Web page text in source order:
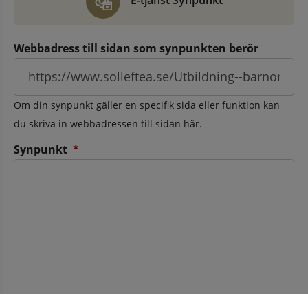
Webbadress till sidan som synpunkten berör
Om din synpunkt gäller en specifik sida eller funktion kan
du skriva in webbadressen till sidan här.
Synpunkt *